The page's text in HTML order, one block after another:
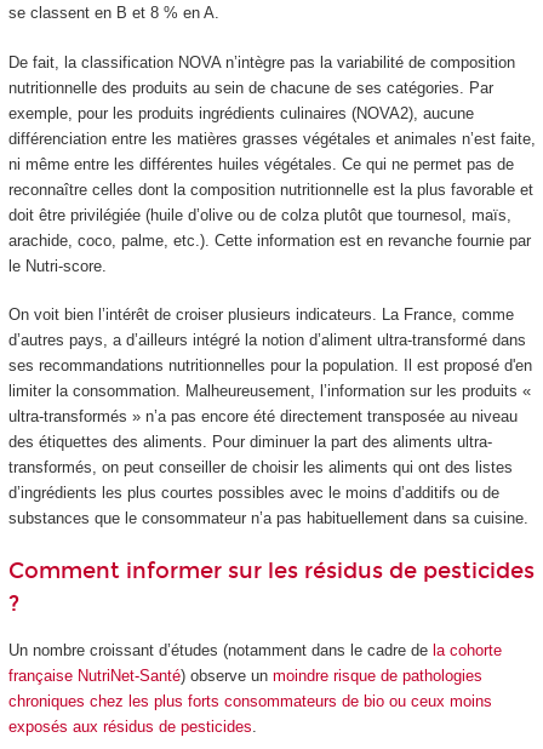
se classent en B et 8 % en A.
De fait, la classification NOVA n’intègre pas la variabilité de composition
nutritionnelle des produits au sein de chacune de ses catégories. Par
exemple, pour les produits ingrédients culinaires (NOVA2), aucune
différenciation entre les matières grasses végétales et animales n’est faite,
ni même entre les différentes huiles végétales. Ce qui ne permet pas de
reconnaître celles dont la composition nutritionnelle est la plus favorable et
doit être privilégiée (huile d’olive ou de colza plutôt que tournesol, maïs,
arachide, coco, palme, etc.). Cette information est en revanche fournie par
le Nutri-score.
On voit bien l’intérêt de croiser plusieurs indicateurs. La France, comme
d’autres pays, a d’ailleurs intégré la notion d’aliment ultra-transformé dans
ses recommandations nutritionnelles pour la population. Il est proposé d'en
limiter la consommation. Malheureusement, l’information sur les produits «
ultra-transformés » n’a pas encore été directement transposée au niveau
des étiquettes des aliments. Pour diminuer la part des aliments ultra-
transformés, on peut conseiller de choisir les aliments qui ont des listes
d’ingrédients les plus courtes possibles avec le moins d’additifs ou de
substances que le consommateur n’a pas habituellement dans sa cuisine.
Comment informer sur les résidus de pesticides
?
Un nombre croissant d’études (notamment dans le cadre de la cohorte
française NutriNet-Santé) observe un moindre risque de pathologies
chroniques chez les plus forts consommateurs de bio ou ceux moins
exposés aux résidus de pesticides.